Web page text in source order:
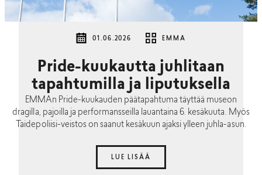
01.06.2026 EMMA
Pride-kuukautta juhlitaan
tapahtumilla ja liputuksella
EMMAn Pride-kuukauden päätapahtuma täyttää museon
dragilla, pajoilla ja performansseilla lauantaina 6. kesäkuuta. Myös
Taidepoliisi-veistos on saanut kesäkuun ajaksi ylleen juhla-asun.
LUE LISÄÄ